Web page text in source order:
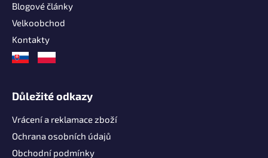
Blogové články
Velkoobchod
Kontakty
Důležité odkazy
Vrácení a reklamace zboží
Ochrana osobních údajů
Obchodní podmínky